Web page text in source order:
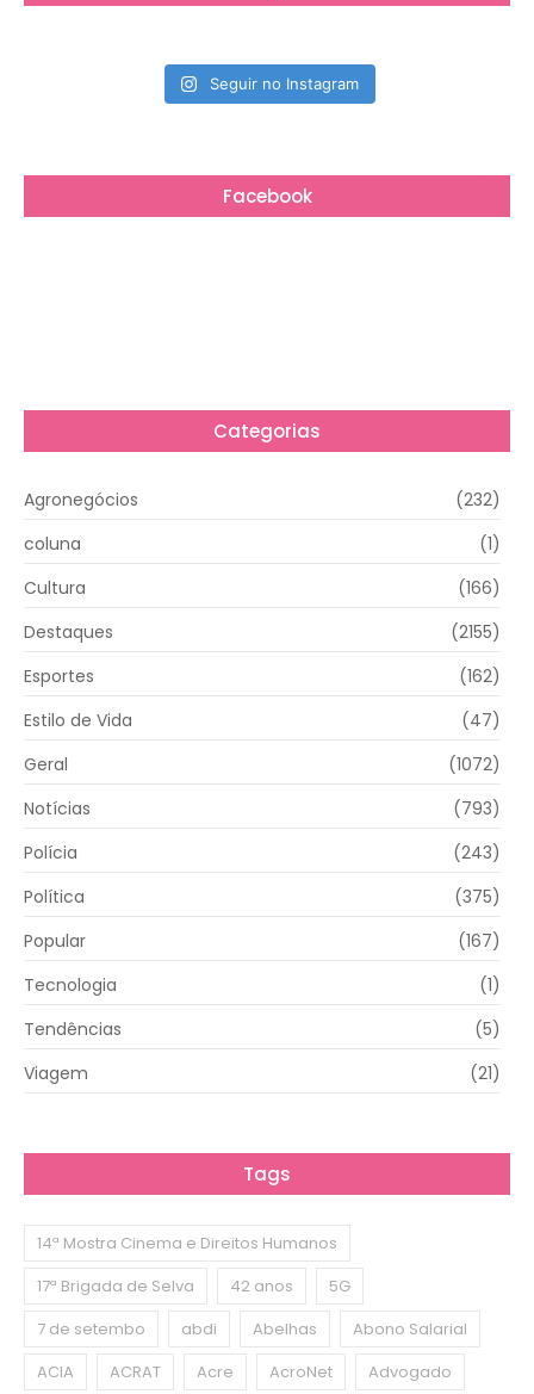
Seguir no Instagram
Facebook
Categorias
Agronegócios
(232)
coluna
(1)
Cultura
(166)
Destaques
(2155)
Esportes
(162)
Estilo de Vida
(47)
Geral
(1072)
Notícias
(793)
Polícia
(243)
Política
(375)
Popular
(167)
Tecnologia
(1)
Tendências
(5)
Viagem
(21)
Tags
14ª Mostra Cinema e Direitos Humanos
17ª Brigada de Selva
42 anos
5G
7 de setembo
abdi Abelhas
Abono Salarial
ACIA
ACRAT Acre AcroNet Advogado